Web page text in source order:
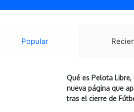
Popular
Qué es Pelota Libre,
nueva página que
tras el cierre de